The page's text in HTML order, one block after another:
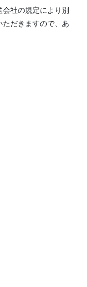
社の規定により別
だきますので、あ